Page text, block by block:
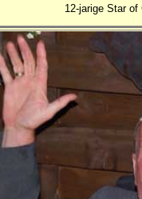
12-jarige Star of